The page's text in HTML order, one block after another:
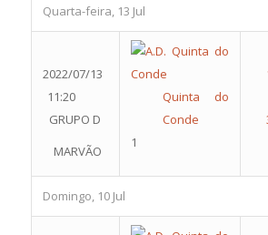
Quarta-feira, 13 Jul
2022/07/13
11:20
GRUPO D
MARVÃO
Quinta do
Conde
1
Domingo, 10 Jul